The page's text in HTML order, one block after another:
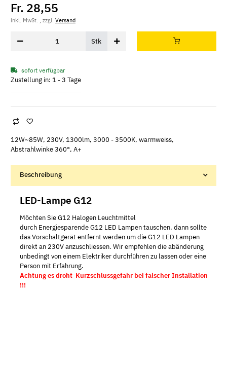
Fr. 28,55
inkl. MwSt. , zzgl. Versand
Stk
sofort verfügbar
Zustellung in: 1 - 3 Tage
12W~85W, 230V, 1300lm, 3000 - 3500K, warmweiss,
Abstrahlwinke 360°, A+
Beschreibung
LED-Lampe G12
Möchten Sie G12 Halogen Leuchtmittel
durch Energiesparende G12 LED Lampen tauschen, dann sollte
das Vorschaltgerät entfernt werden um die G12 LED Lampen
direkt an 230V anzuschliessen. Wir empfehlen die abänderung
unbedingt von einem Elektriker durchführen zu lassen oder eine
Person mit Erfahrung.
Achtung esdroht Kurzschlussgefahr bei falscher Installation
!!!